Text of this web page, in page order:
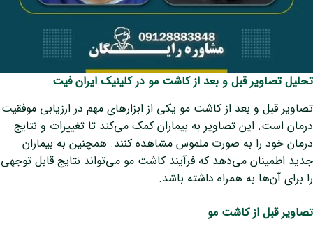
تحلیل تصاویر قبل و بعد از کاشت مو در کلینیک ایران فیت
تصاویر قبل و بعد از کاشت مو یکی از ابزارهای مهم در ارزیابی موفقیت
درمان است. این تصاویر به بیماران کمک می‌کند تا تغییرات و نتایج
درمان خود را به صورت ملموس مشاهده کنند. همچنین به بیماران
جدید اطمینان می‌دهد که فرآیند کاشت مو می‌تواند نتایج قابل توجهی
را برای آن‌ها به همراه داشته باشد.
تصاویر قبل از کاشت مو